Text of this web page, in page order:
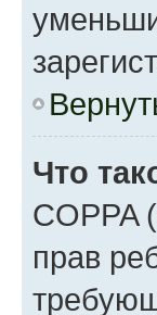
Что
COPPA
прав